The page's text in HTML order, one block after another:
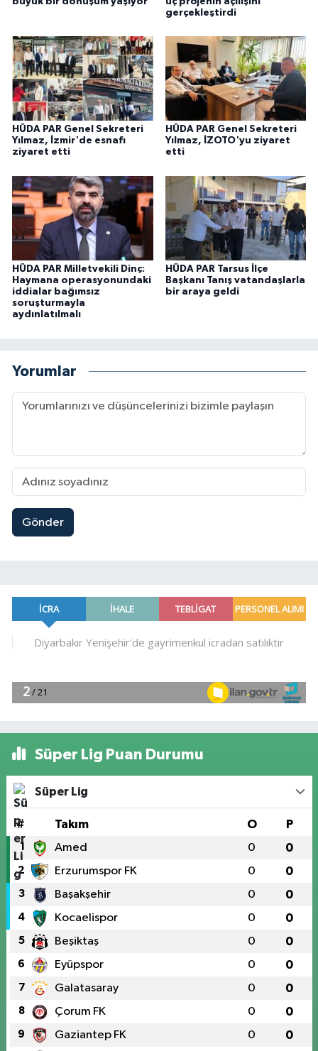
gerçekleştirdi
HÜDA PAR Genel Sekreteri
Yılmaz, İzmir'de esnafı
ziyaret etti
HÜDA PAR Genel Sekreteri
Yılmaz, İZOTO'yu ziyaret
etti
HÜDA PAR Milletvekili Dinç:
Haymana operasyonundaki
iddialar bağımsız
soruşturmayla
aydınlatılmalı
HÜDA PAR Tarsus İlçe
Başkanı Tanış vatandaşlarla
bir araya geldi
Yorumlar
Gönder
Süper Lig Puan Durumu
Süper Lig
# Takım O P
1 Amed 0 0
2 Erzurumspor FK 0 0
3 Başakşehir 0 0
4 Kocaelispor 0 0
5 Beşiktaş 0 0
6 Eyüpspor 0 0
7 Galatasaray 0 0
8 Çorum FK 0 0
9 Gaziantep FK 0 0